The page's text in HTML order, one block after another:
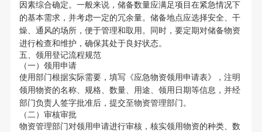
因素综合确定。一般来说，储备数量应满足项目在紧急情况下
的基本需求，并考虑一定的冗余量。储备地点应选择安全、干
燥、通风的场所，便于管理和取用。同时，要定期对储备物资
进行检查和维护，确保其处于良好状态。
五、领用登记流程规范
（一）领用申请
使用部门根据实际需要，填写《应急物资领用申请表》，注明
领用物资的名称、规格、数量、用途、领用日期等信息，并经
部门负责人签字批准后，提交至物资管理部门。
（二）审核审批
物资管理部门对领用申请进行审核，核实领用物资的种类、数